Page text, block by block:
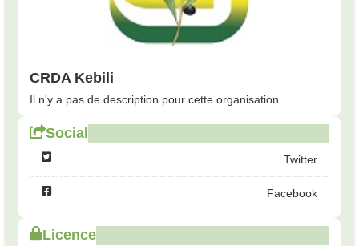
CRDA Kebili
Il n'y a pas de description pour cette organisation
Social
Twitter
Facebook
Licence